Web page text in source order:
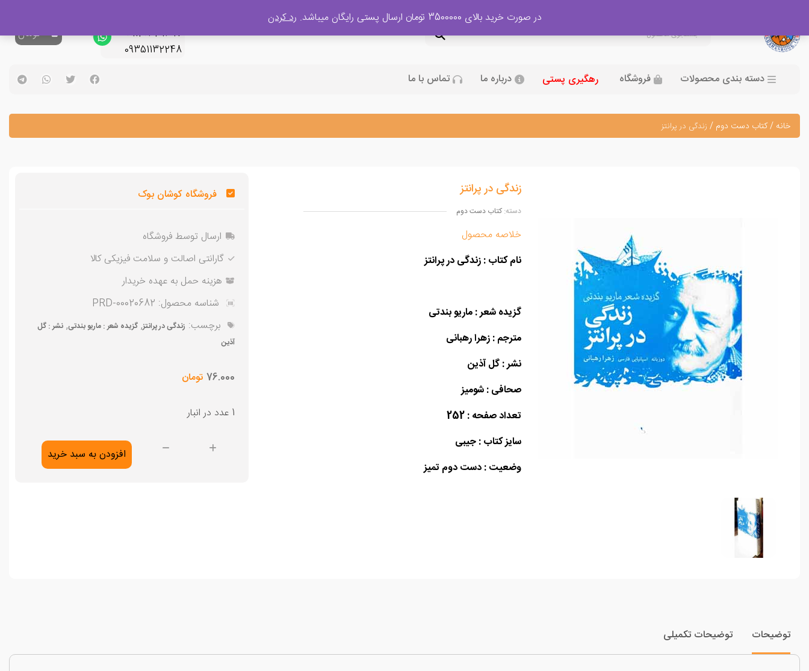
09120329397
09351132248
0تومان
دسته بندی محصولات فروشگاه رهگیری پستی درباره ما تماس با ما
خانه /کتاب دست دوم / زندگی در پرانتز
زندگی در پرانتز
دسته: کتاب دست دوم
خلاصه محصول
نام کتاب: زندگی در پرانتز
گزیده شعر : ماریو بندتی
مترجم : زهرا رهبانی
نشر : گل آذین
صحافی : شومیز
تعداد صفحه : 252
سایز کتاب : جیبی
وضعیت : دست دوم تمیز
فروشگاه کوشان بوک
ارسال توسط فروشگاه
گارانتی اصالت و سلامت فیزیکی کالا
هزینه حمل به عهده خریدار
شناسه محصول: PRD-00020682
برچسب: زندگی در پرانتز, گزیده شعر : ماریو بندتی, نشر : گل
آذین
76.000 تومان
1 عدد در انبار
زندگی
افزودن به سبد خرید
توضیحات توضیحات تکمیلی
در صورت خرید بالای 3500000 تومان ارسال پستی رایگان میباشد. رد کردن